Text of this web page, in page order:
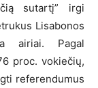
sutartį” irgi
Lisabonos
airiai. Pagal
proc. vokiečių,
referendumus